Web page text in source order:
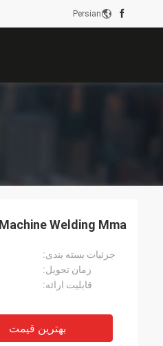
Persian
Welding Mma
جزئیات بسته بندی:
زمان تحویل:
قابلیت ارائه:
بهترین قیمت